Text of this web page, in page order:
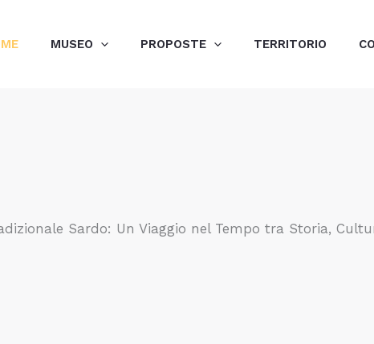
MUSEO PROPOSTE TERRITORIO
Sardo: Un Viaggio nel Tempo tra Storia,